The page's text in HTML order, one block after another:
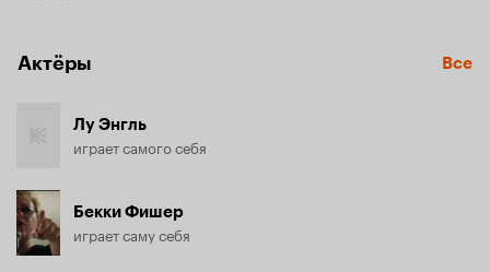
Актёры Все
Лу Энгль
играет самого себя
Бекки Фишер
играет саму себя